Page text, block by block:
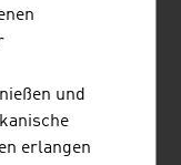
und
erlangen